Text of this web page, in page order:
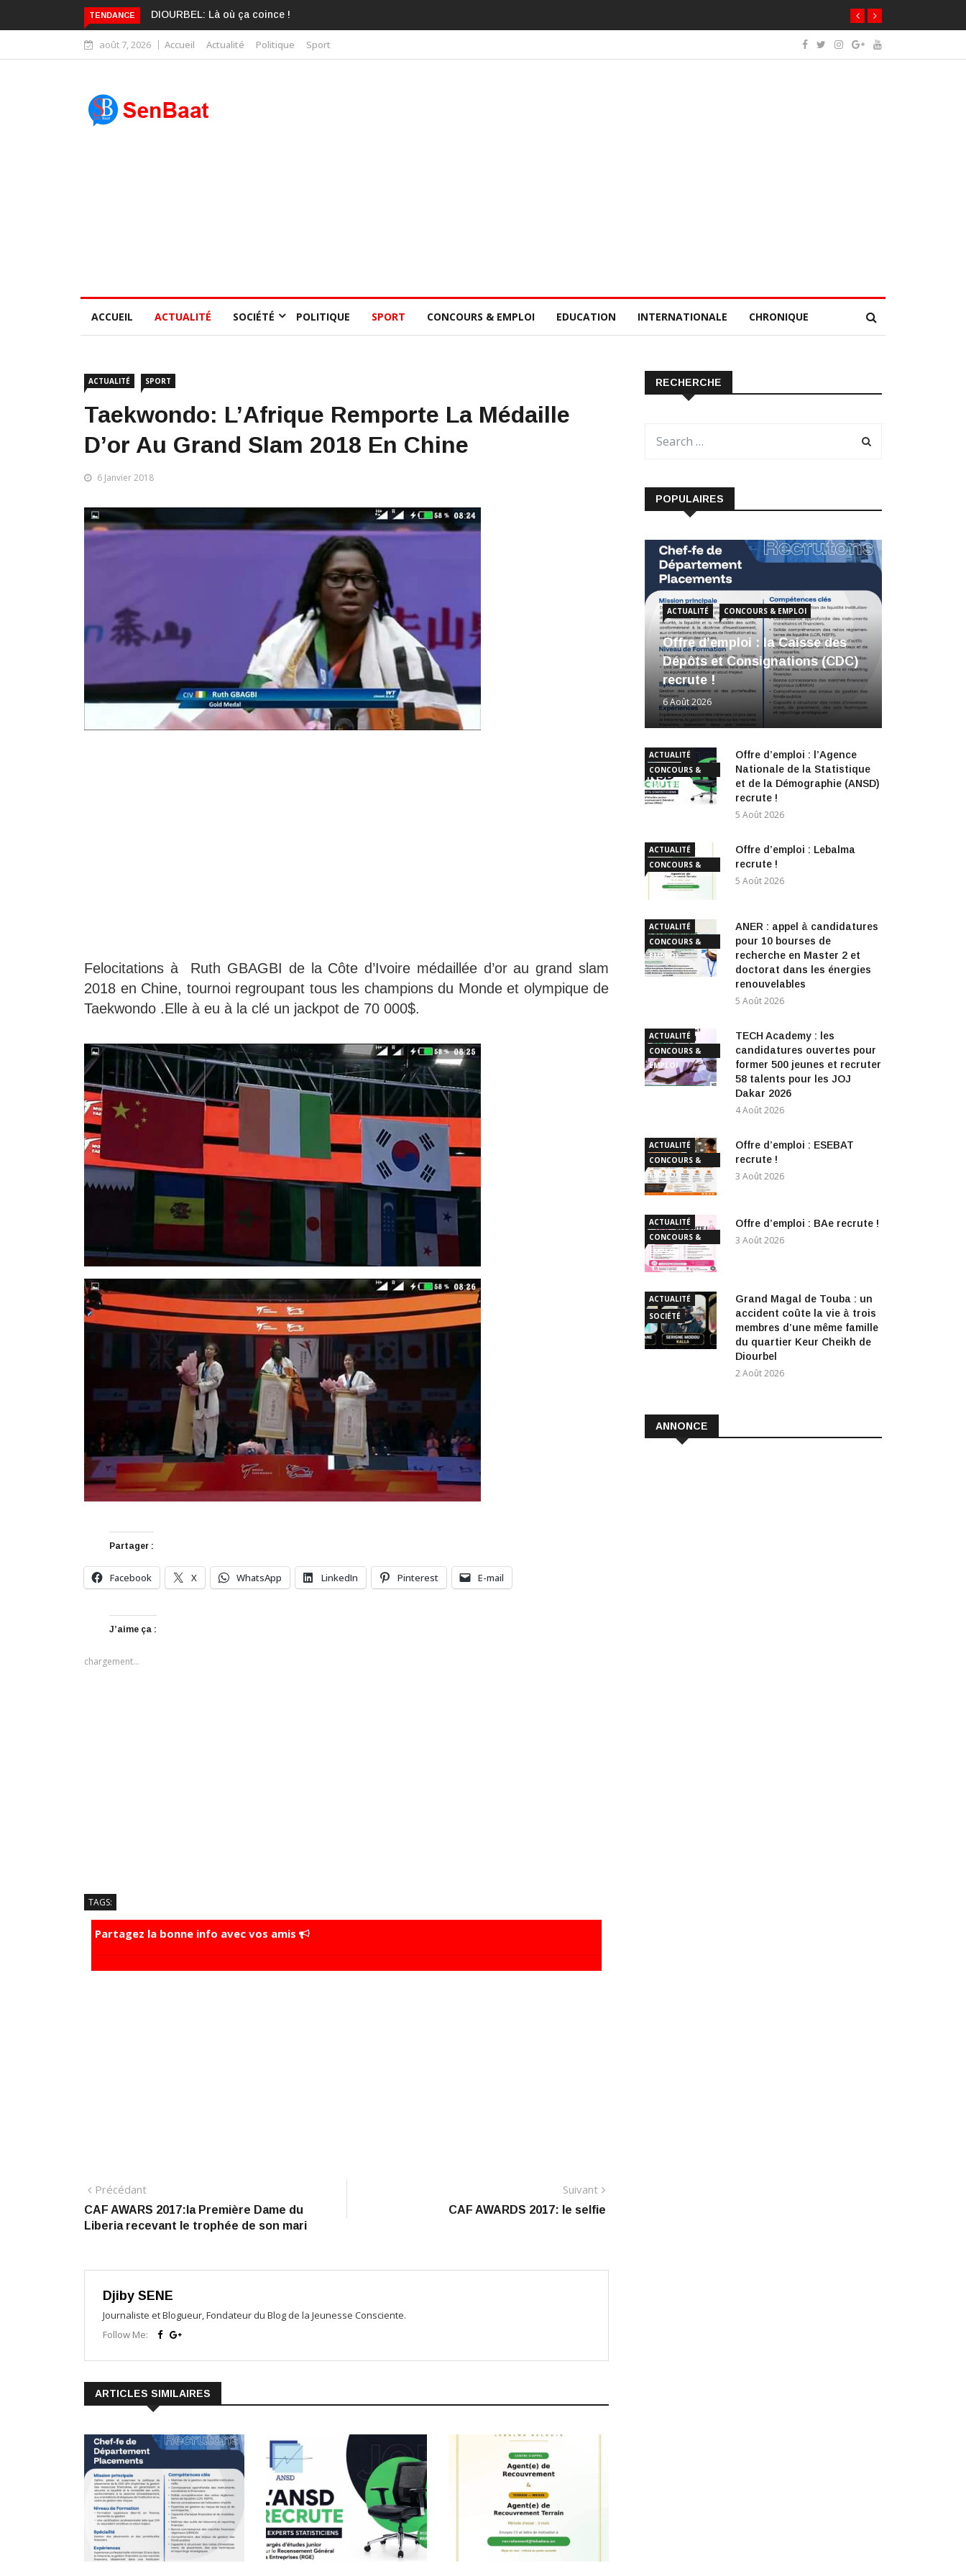
TENDANCE KARIME WADE EST DÉJÀ BLANCHI PAR LA CONSCIENCE COLLECTIVE DES SÉNÉGALAIS
août 7, 2026 Accueil Actualité Politique Sport
ACCUEIL ACTUALITÉ SOCIÉTÉ POLITIQUE SPORT CONCOURS & EMPLOI EDUCATION INTERNATIONALE CHRONIQUE
ACTUALITÉ SPORT
Taekwondo: L’Afrique Remporte La Médaille
D’or Au Grand Slam 2018 En Chine
6 Janvier 2018
Felocitations à Ruth GBAGBI de la Côte d’Ivoire médaillée d’or au grand slam
2018 en Chine, tournoi regroupant tous les champions du Monde et olympique de
Taekwondo .Elle à eu à la clé un jackpot de 70 000$.
Partager :
Facebook X WhatsApp LinkedIn Pinterest E-mail
J’aime ça :
chargement…
TAGS:
Partagez la bonne info avec vos amis
Navigation
de
PrécédantPrécédant:
​CAF AWARS 2017:la Première Dame du
Liberia recevant le trophée de son mari
Suivant
CAF AWARDS 2017: le selfie
Djiby SENE
Journaliste et Blogueur, Fondateur du Blog de la Jeunesse Consciente.
Follow Me:
ARTICLES SIMILAIRES
RECHERCHE
POPULAIRES
ACTUALITÉ CONCOURS & EMPLOI
Offre d’emploi : la Caisse des
Dépôts et Consignations (CDC)
recrute !
6 Août 2026
ACTUALITÉ
CONCOURS &
EMPLOI
Offre d’emploi : l’Agence
Nationale de la Statistique
et de la Démographie (ANSD)
recrute !
5 Août 2026
ACTUALITÉ
CONCOURS &
EMPLOI
Offre d’emploi : Lebalma
recrute !
5 Août 2026
ACTUALITÉ
CONCOURS &
EMPLOI
ANER : appel à candidatures
pour 10 bourses de
recherche en Master 2 et
doctorat dans les énergies
renouvelables
5 Août 2026
ACTUALITÉ
CONCOURS &
EMPLOI
TECH Academy : les
candidatures ouvertes pour
former 500 jeunes et recruter
58 talents pour les JOJ
Dakar 2026
4 Août 2026
ACTUALITÉ
CONCOURS &
EMPLOI
Offre d’emploi : ESEBAT
recrute !
3 Août 2026
ACTUALITÉ
CONCOURS &
EMPLOI
Offre d’emploi : BAe recrute !
3 Août 2026
ACTUALITÉ
SOCIÉTÉ
Grand Magal de Touba : un
accident coûte la vie à trois
membres d’une même famille
du quartier Keur Cheikh de
Diourbel
2 Août 2026
ANNONCE